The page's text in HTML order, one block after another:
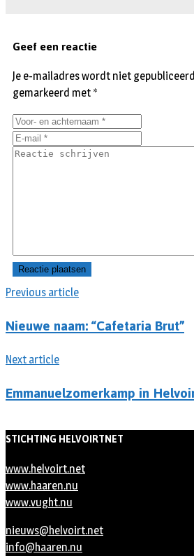
Previous article
Nieuwe naam: “Cafetaria Brut”
Next article
Emmanuelzomerkamp in
Geef een reactie
Je e-mailadres wordt niet
gemarkeerd met *
STICHTING HELVOIRTNET
www.helvoirt.net
www.haaren.nu
www.vught.nu
nieuws@helvoirt.net
info@haaren.nu